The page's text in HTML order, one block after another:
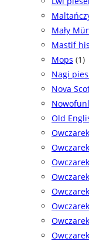
Mały
Mastif
Mops (1)
Nagi
Nova
Old